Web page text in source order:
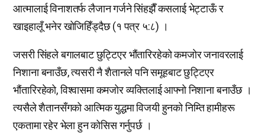
आत्मालाई विनाशतर्फ लैजान गर्जने सिंहझैँ कसलाई भेट्टाऊँ र
खाइहालूँ भनेर खोजिहिँड्दैछ (१ पत्र ५:८) ।
जसरी सिंहले बगालबाट छुट्टिएर भौंतारिरहेको कमजोर जनावरलाई
निशाना बनाउँछ, त्यसरी नै शैतानले पनि समूहबाट छुट्टिएर
भौंतारिरहेको, विश्वासमा कमजोर व्यक्तिलाई आफ्नो निशाना बनाउँछ ।
त्यसैले शैतानसँगको आत्मिक युद्धमा विजयी हुनको निम्ति हामीहरू
एकतामा रहेर भेला हुन कोसिस गर्नुपर्छ ।